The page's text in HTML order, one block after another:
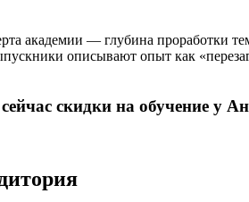
академии — глубина проработки
описывают опыт как
скидки на обучение у